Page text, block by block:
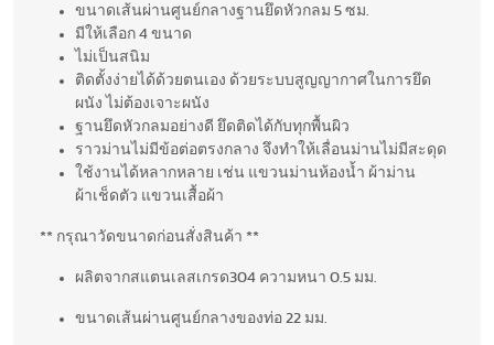
ขนาดเส้นผ่านศูนย์กลางฐานยึดหัวกลม 5 ซม.
มีให้เลือก 4 ขนาด
ไม่เป็นสนิม
ติดตั้งง่ายได้ด้วยตนเอง ด้วยระบบสูญญากาศในการยึด
ผนัง ไม่ต้องเจาะผนัง
ฐานยึดหัวกลมอย่างดี ยึดติดได้กับทุกพื้นผิว
ราวม่านไม่มีข้อต่อตรงกลาง จึงทำให้เลื่อนม่านไม่มีสะดุด
ใช้งานได้หลากหลาย เช่น แขวนม่านห้องน้ำ ผ้าม่าน
ผ้าเช็ดตัว แขวนเสื้อผ้า
** กรุณาวัดขนาดก่อนสั่งสินค้า **
ผลิตจากสแตนเลสเกรด304 ความหนา 0.5 มม.
ขนาดเส้นผ่านศูนย์กลางของท่อ 22 มม.